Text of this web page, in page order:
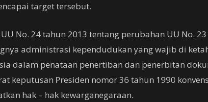
target tersebut.
No. 24 tahun 2013 tentang perubahan UU No.
administrasi kependudukan yang wajib di
dalam penataan penertiban dan penerbitan
keputusan Presiden nomor 36 tahun 1990
hak – hak kewarganegaraan.